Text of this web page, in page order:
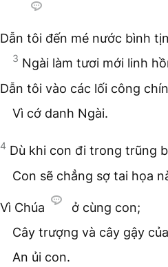
Dẫn tôi đến mé nước bình
3 Ngài làm tươi mới linh
Dẫn tôi vào các lối công
Vì cớ danh Ngài.
4 Dù khi con đi trong trũng
Con sẽ chẳng sợ tai họa
Vì Chúa
ở cùng con;
Cây trượng và cây gậy
An ủi con.